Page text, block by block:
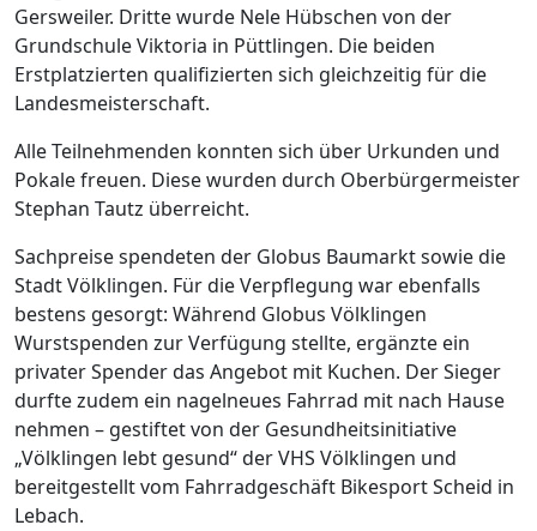
Gersweiler. Dritte wurde Nele Hübschen von der
Grundschule Viktoria in Püttlingen. Die beiden
Erstplatzierten qualifizierten sich gleichzeitig für die
Landesmeisterschaft.
Alle Teilnehmenden konnten sich über Urkunden und
Pokale freuen. Diese wurden durch Oberbürgermeister
Stephan Tautz überreicht.
Sachpreise spendeten der Globus Baumarkt sowie die
Stadt Völklingen. Für die Verpflegung war ebenfalls
bestens gesorgt: Während Globus Völklingen
Wurstspenden zur Verfügung stellte, ergänzte ein
privater Spender das Angebot mit Kuchen. Der Sieger
durfte zudem ein nagelneues Fahrrad mit nach Hause
nehmen – gestiftet von der Gesundheitsinitiative
„Völklingen lebt gesund“ der VHS Völklingen und
bereitgestellt vom Fahrradgeschäft Bikesport Scheid in
Lebach.